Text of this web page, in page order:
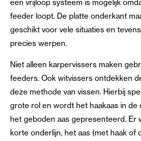
een vrijloop systeem is mogelijk
feeder loopt. De platte onderkant
geschikt voor vele situaties en
precies werpen.
Niet alleen karpervissers maken
feeders. Ook witvissers ontdekken
deze methode van vissen. Hierbij
grote rol en wordt het haakaas in de
het geboden aas gepresenteerd. Er
korte onderlijn, het aas (met haak of